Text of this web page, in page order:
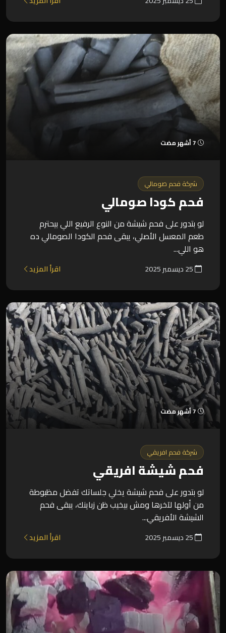
7 أشهر مضت
شركة فحم صومالي
فحم كودا صومالي
لو بتدور على فحم شيشة من النوع الرفيع اللي بيحترم
طعم المعسل الأصلي، يبقى فحم الكودا الصومالي ده
هو اللي...
اقرأ المزيد
7 أشهر مضت
شركة فحم افريقي
فحم شيشة افريقي
لو بتدور على فحم شيشة يخلي جلساتك تفضل مظبوطة
من أولها لآخرها ومش بيخيب ظن زباينك، يبقى فحم
الشيشة الأفريقي...
اقرأ المزيد